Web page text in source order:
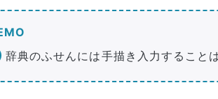
辞典のふせんには手描き入力すること